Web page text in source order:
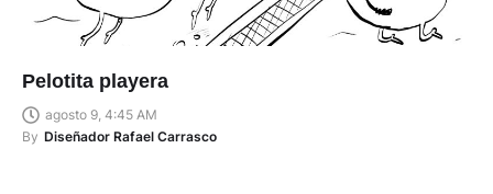
Pelotita playera
agosto 9, 4:45 AM
By Diseñador Rafael Carrasco